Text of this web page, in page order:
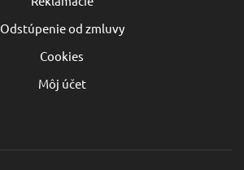
Odstúpenie od zmluvy
Cookies
Môj účet